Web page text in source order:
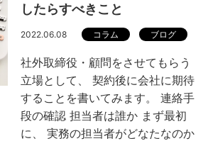
したらすべきこと
2022.06.08 コラム ブログ
社外取締役・顧問をさせてもらう
立場として、 契約後に会社に期待
することを書いてみます。 連絡手
段の確認 担当者は誰か まず最初
に、 実務の担当者がどなたなのか